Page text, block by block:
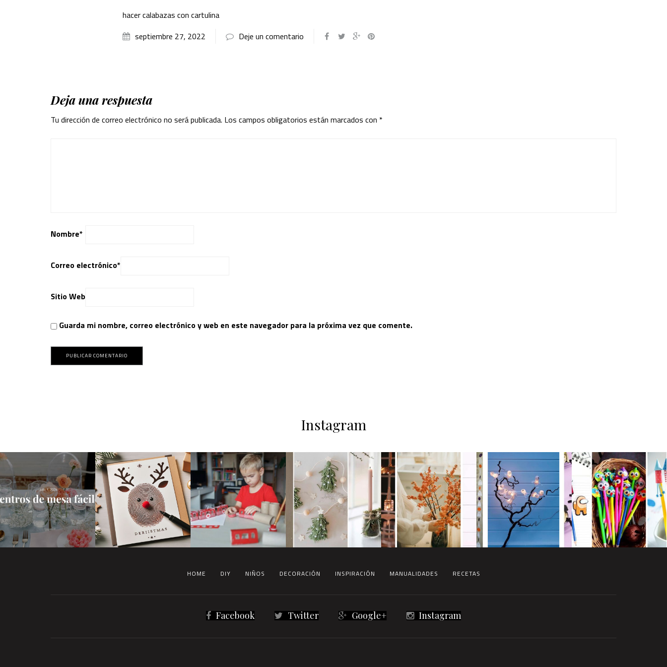
hacer calabazas con cartulina
septiembre 27, 2022
Deje un comentario
Deja una respuesta
Tu dirección de correo electrónico no será publicada. Los campos obligatorios están marcados con *
Nombre*
Correo electrónico*
Sitio Web
Guarda mi nombre, correo electrónico y web en este navegador para la próxima vez que comente.
Instagram
HOME DIY NIÑOS DECORACIÓN INSPIRACIÓN MANUALIDADES RECETAS
Facebook Twitter Google+ Instagram